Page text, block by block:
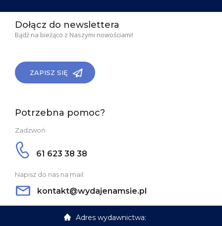
Dołącz do newslettera
Bądź na bieżąco z Naszymi nowościami!
ZAPISZ SIĘ
Potrzebna pomoc?
Zadzwoń:
61 623 38 38
Napisz do nas na mail:
kontakt@wydajenamsie.pl
Adres wydawnictwa: